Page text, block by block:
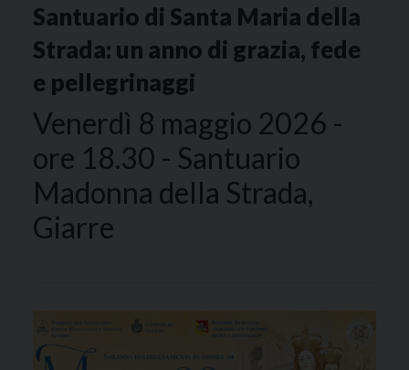
Santuario di Santa Maria della
Strada: un anno di grazia, fede
e pellegrinaggi
Venerdì 8 maggio 2026 -
ore 18.30 - Santuario
Madonna della Strada,
Giarre